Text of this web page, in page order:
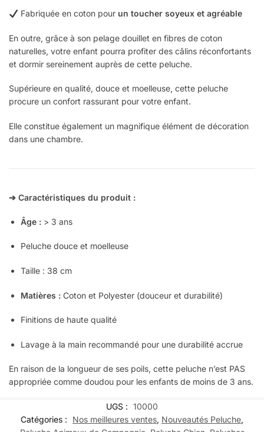
Fabriquée en coton pour un toucher soyeux et agréable
En outre, grâce à son pelage douillet en fibres de coton
naturelles, votre enfant pourra profiter des câlins réconfortants
et dormir sereinement auprès de cette peluche.
Supérieure en qualité, douce et moelleuse, cette peluche
procure un confort rassurant pour votre enfant.
Elle constitue également un magnifique élément de décoration
dans une chambre.
➔ Caractéristiques du produit :
Âge : > 3 ans
Peluche douce et moelleuse
Taille : 38 cm
Matières : Coton et Polyester (douceur et durabilité)
Finitions de haute qualité
Lavage à la main recommandé pour une durabilité accrue
En raison de la longueur de ses poils, cette peluche n’est PAS
appropriée comme doudou pour les enfants de moins de 3 ans.
UGS : 10000
Catégories :
Nos meilleures ventes, Nouveautés Peluche,